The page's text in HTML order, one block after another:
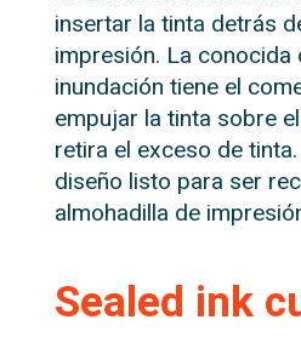
insertar la tinta detrás
impresión. La
inundación tiene el
empujar la tinta sobre
retira el exceso de
diseño listo para ser
almohadilla de
Sealed ink